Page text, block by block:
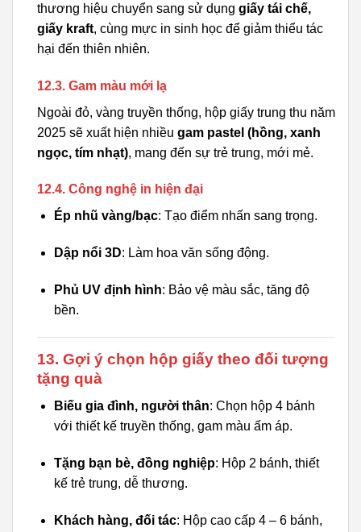
thương hiệu chuyển sang sử dụng giấy tái chế,
giấy kraft, cùng mực in sinh học để giảm thiểu tác
hại đến thiên nhiên.
12.3. Gam màu mới lạ
Ngoài đỏ, vàng truyền thống, hộp giấy trung thu năm
2025 sẽ xuất hiện nhiều gam pastel (hồng, xanh
ngọc, tím nhạt), mang đến sự trẻ trung, mới mẻ.
12.4. Công nghệ in hiện đại
Ép nhũ vàng/bạc: Tạo điểm nhấn sang trọng.
Dập nổi 3D: Làm hoa văn sống động.
Phủ UV định hình: Bảo vệ màu sắc, tăng độ
bền.
13. Gợi ý chọn hộp giấy theo đối tượng
tặng quà
Biếu gia đình, người thân: Chọn hộp 4 bánh
với thiết kế truyền thống, gam màu ấm áp.
Tặng bạn bè, đồng nghiệp: Hộp 2 bánh, thiết
kế trẻ trung, dễ thương.
Khách hàng, đối tác: Hộp cao cấp 4 – 6 bánh,